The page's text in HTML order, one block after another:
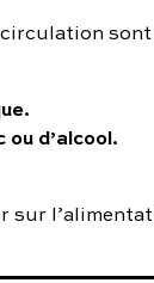
d’alcool.
sur